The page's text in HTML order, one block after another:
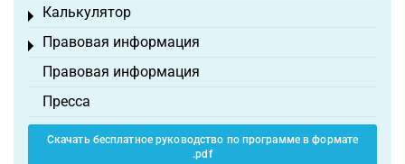
Калькулятор
Toggle menu
Правовая информация
Toggle menu
Правовая информация
Пресса
Скачать бесплатное руководство по программе в формате
.pdf